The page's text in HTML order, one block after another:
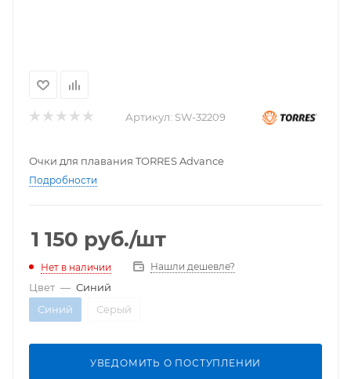
Артикул: SW-32209
Очки для плавания TORRES Advance
Подробности
1 150 руб./шт
Нет в наличии Нашли дешевле?
Цвет — Синий
Синий
Серый
УВЕДОМИТЬ О ПОСТУПЛЕНИИ